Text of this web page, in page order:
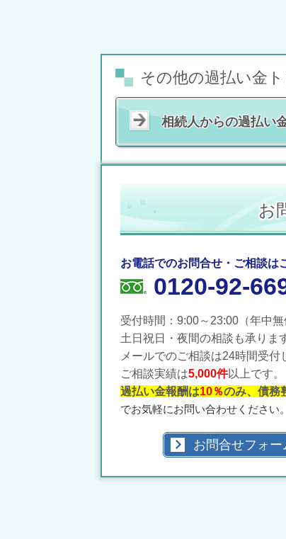
その他の過払い金
相続人からの過払い
お
お電話でのお問合せ・ご相談
0120-92-
受付時間：9:00～23:00（年中無
土日祝日・夜間の相談も承りま
メールでのご相談は24時間受付
ご相談実績は5,000件以上です。
過払い金報酬は10％のみ、債務
でお気軽にお問い合わせください。
お問合せフォ